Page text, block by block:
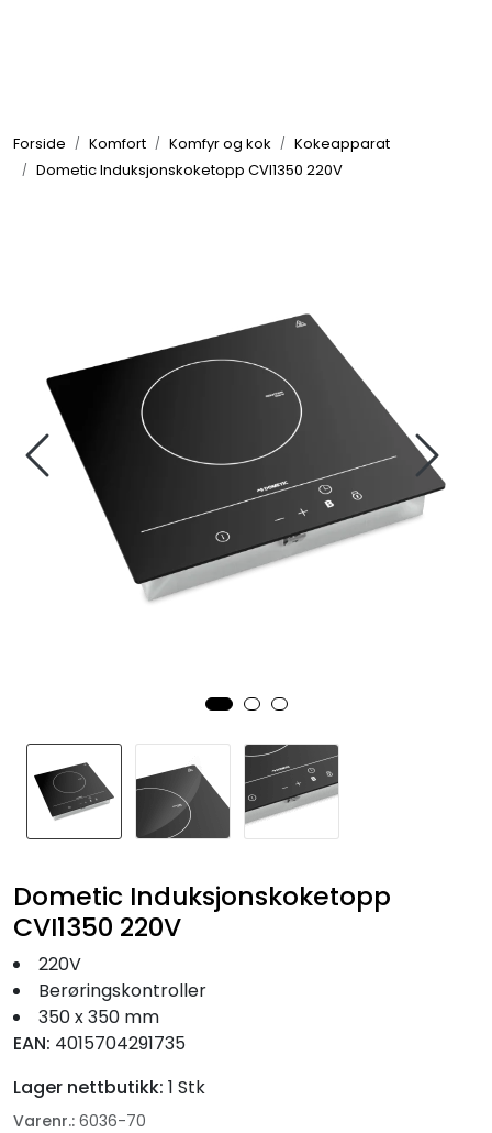
Forside Komfort Komfyr og kok
Kokeapparat
Dometic Induksjonskoketopp CVI1350 220V
Dometic Induksjonskoketopp
CVI1350 220V
220V
Berøringskontroller
350 x 350 mm
EAN: 4015704291735
Lager nettbutikk: 1 Stk
Varenr.: 6036-70
Elektrisk
VVS
Motor/Styring
Fortøyning
Fritid/Sikkerhet
Nyheter